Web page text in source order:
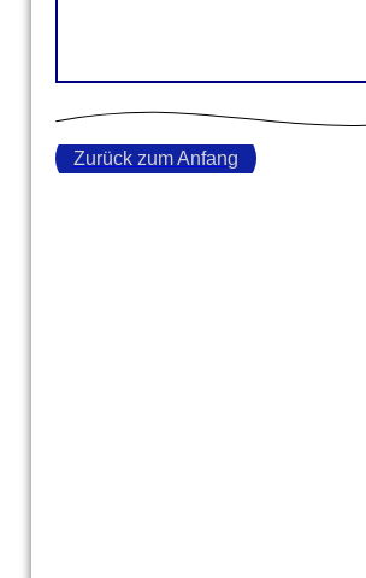
Zurück zum Anfang